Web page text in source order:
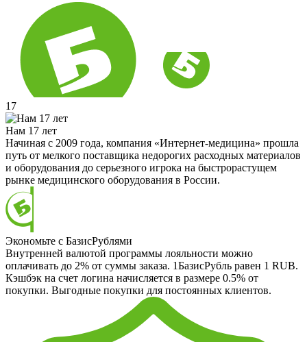
17
Нам 17 лет
Начиная с 2009 года, компания «Интернет-медицина» прошла
путь от мелкого поставщика недорогих расходных материалов
и оборудования до серьезного игрока на быстрорастущем
рынке медицинского оборудования в России.
Экономьте с БазисРублями
Внутренней валютой программы лояльности можно
оплачивать до 2% от суммы заказа. 1БазисРубль равен 1 RUB.
Кэшбэк на счет логина начисляется в размере 0.5% от
покупки. Выгодные покупки для постоянных клиентов.